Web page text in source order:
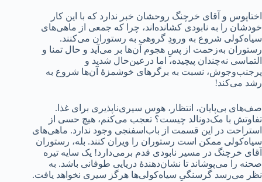
اختاپوس و آقای خرچنگ روحشان خبر ندارد که با این کار
خودشان را به نابودی کشانده‌اند، چرا که جمعی از ماهی‌های
سیاه‌کولی شروع به ورودِ گروهی به رستوران می‌کنند.
رستوران به‌زحمت از پسِ هجوم آن‌ها بر می‌آید و حال تمنا و
التماسی نه‌چندان پیچیده، اما درعین‌حال شدید و
پرجنب‌وجوش، نسبت به برگرهای خوشمزۀ آن‌ها شروع به
رشد می‌کند!
صف‌های بی‌پایان، انتظار، هوس سیری‌ناپذیری برای غذا.
تفاوتش با مک‌دونالد چیست؟ تعجب می‌کنم، هیچ حسی از
استراحت در این قسمت از باب‌اسفنجی وجود ندارد. ماهی‌های
سیاه‌کولی ممکن است رستوران را ویران کنند. بله، رستوران
آقای خرچنگ در مسیر نابودی قدم برمی‌دارد! یک سایه تیره
صحنه را می‌پوشاند تا نشان‌دهندۀ دریایی طوفانی باشد. به
نظر می‌رسد گرسنگیِ سیاه‌کولی‌ها هرگز سیری نخواهد یافت.